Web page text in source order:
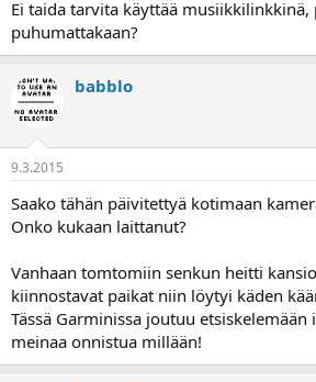
Ei taida tarvita käyttää musiikkilinkkinä,
puhumattakaan?
babblo
9.3.2015
Saako tähän päivitettyä kotimaan
Onko kukaan laittanut?
Vanhaan tomtomiin senkun heitti
kiinnostavat paikat niin löytyi käden
Tässä Garminissa joutuu
meinaa onnistua millään!